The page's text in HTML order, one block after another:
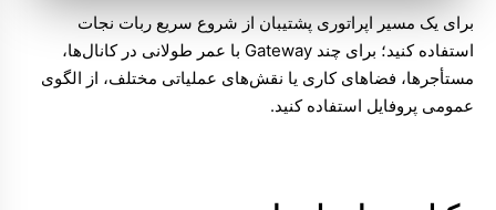
برای یک مسیر اپراتوری پشتیبان از شروع سریع ربات نجات
استفاده کنید؛ برای چند Gateway با عمر طولانی در کانال‌ها،
مستأجرها، فضاهای کاری یا نقش‌های عملیاتی مختلف، از الگوی
عمومی پروفایل استفاده کنید.